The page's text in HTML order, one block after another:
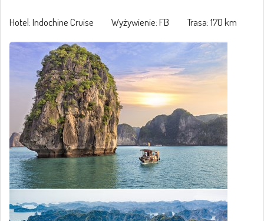
Hotel: Indochine Cruise Wyżywienie: FB Trasa: 170 km